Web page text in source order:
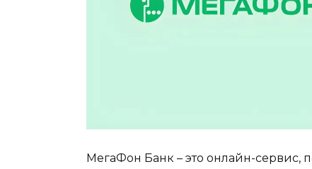
МегаФон Банк – это онлайн-сервис,